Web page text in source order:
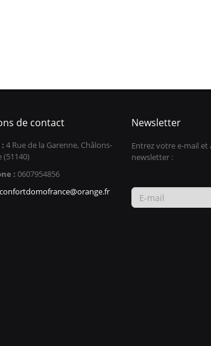
de contact
4 Rue de la Garenne, Châlons-
(51140)
: 0607954856
confortdomofrance@orange.fr
Newsletter
Entrez votre e-mail
newsletter :